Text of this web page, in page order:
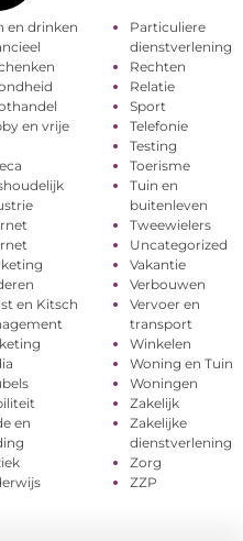
en drinken
en vrije
en Kitsch
en
Particuliere
dienstverlening
Rechten
Relatie
Sport
Telefonie
Testing
Toerisme
Tuin en
buitenleven
Tweewielers
Uncategorized
Vakantie
Verbouwen
Vervoer en
transport
Winkelen
Woning en Tuin
Woningen
Zakelijk
Zakelijke
dienstverlening
Zorg
ZZP